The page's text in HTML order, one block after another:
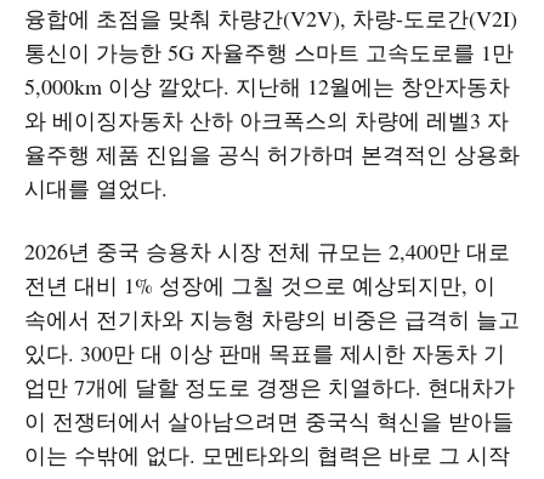
융합에 초점을 맞춰 차량간(V2V), 차량-도로간(V2I)
통신이 가능한 5G 자율주행 스마트 고속도로를 1만
5,000km 이상 깔았다. 지난해 12월에는 창안자동차
와 베이징자동차 산하 아크폭스의 차량에 레벨3 자
율주행 제품 진입을 공식 허가하며 본격적인 상용화
시대를 열었다.
2026년 중국 승용차 시장 전체 규모는 2,400만 대로
전년 대비 1% 성장에 그칠 것으로 예상되지만, 이
속에서 전기차와 지능형 차량의 비중은 급격히 늘고
있다. 300만 대 이상 판매 목표를 제시한 자동차 기
업만 7개에 달할 정도로 경쟁은 치열하다. 현대차가
이 전쟁터에서 살아남으려면 중국식 혁신을 받아들
이는 수밖에 없다. 모멘타와의 협력은 바로 그 시작